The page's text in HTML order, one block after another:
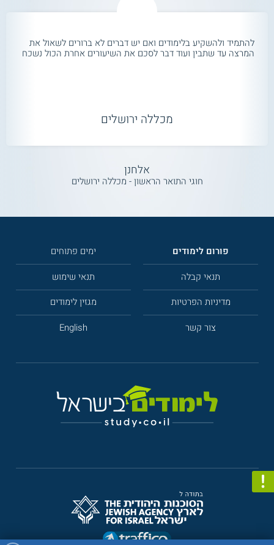
להתמיד ולהשקיע בלימודים ואם יש דברים לא ברורים לשאול את
המרצה עד שתבין ועוד דבר לסכם את השיעורים אחרת הכול נשכח
מכללה ירושלים
אלחנן
חוגי התואר הראשון - מכללה ירושלים
פורום לימודים
ימים פתוחים
תנאי קבלה
תנאי שימוש
מדיניות הפרטיות
מגזין לימודים
צור קשר
English